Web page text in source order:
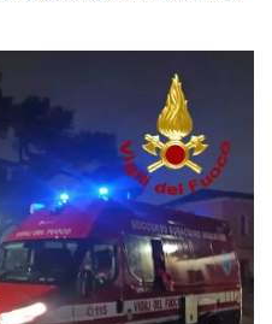
dei vigili del fuoco
REPLY